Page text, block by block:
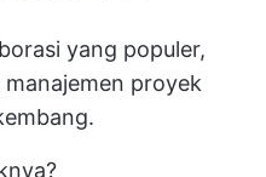
yang populer,
proyek